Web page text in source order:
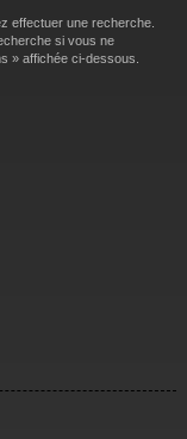
effectuer une recherche.
si vous ne
» affichée ci-dessous.